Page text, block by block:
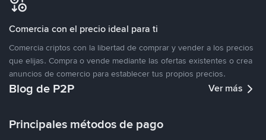
Comercia con el precio ideal para ti
Comercia criptos con la libertad de comprar y vender a los precios
que elijas. Compra o vende mediante las ofertas existentes o crea
anuncios de comercio para establecer tus propios precios.
Blog de P2P Ver más
Principales métodos de pago